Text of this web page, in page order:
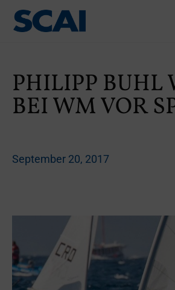
PHILIPP BUHL
BEI WM VOR
September 20, 2017